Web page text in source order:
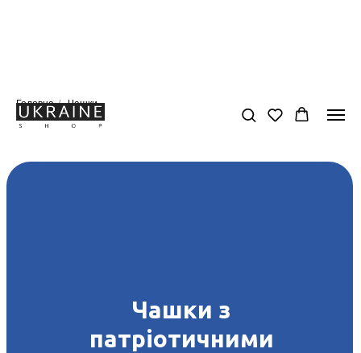
Головна / Чашки
Чашки з
патріотичними